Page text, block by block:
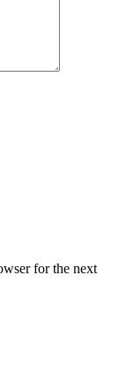
for the next